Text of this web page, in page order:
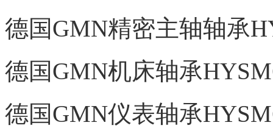
德国GMN精密主轴轴承
德国GMN机床轴承
德国GMN仪表轴承